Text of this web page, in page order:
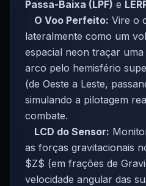
Passa-Baixa (LPF) e
O Voo Perfeito: Vire o
lateralmente como um
espacial neon traçar
arco pelo hemisfério
(de Oeste a Leste,
simulando a pilotagem
combate.
LCD do Sensor:
as forças gravitacionais
$Z$ (em frações de
velocidade angular das